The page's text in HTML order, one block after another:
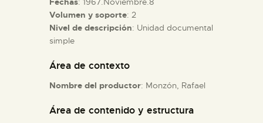
COLECCIONES
ESPAÑOL
Volumen y soporte: 2
Nivel de descripción: Unidad documental
simple
Área de contexto
Nombre del productor: Monzón, Rafael
Área de contenido y estructura